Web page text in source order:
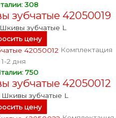
308
зубчатые 42050019
Шкивы зубчатые L
цену
Комплектация
1-2 дня
750
зубчатые 42050012
Шкивы зубчатые L
цену